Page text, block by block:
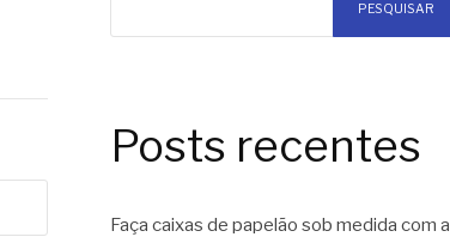
PESQUISAR
Posts recentes
Faça caixas de papelão sob medida com a